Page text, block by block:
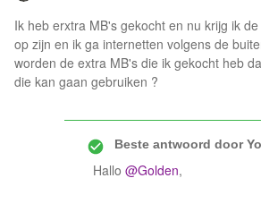
Ik heb erxtra MB's gekocht en nu krijg ik
op zijn en ik ga internetten volgens de
worden de extra MB's die ik gekocht heb
die kan gaan gebruiken ?
Beste antwoord door
Hallo @Golden,